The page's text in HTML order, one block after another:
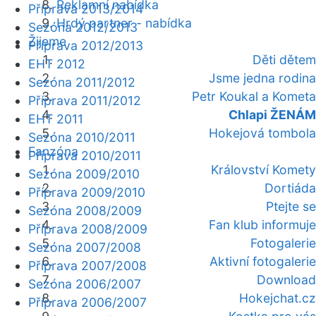
Reklamní nabídka
Hrdý partner - nabídka
Žijeme
Děti dětem
Jsme jedna rodina
Petr Koukal a Kometa
Chlapi ŽENÁM
Hokejová tombola
Fanzóna
Království Komety
Dortiáda
Ptejte se
Fan klub informuje
Fotogalerie
Aktivní fotogalerie
Download
Hokejchat.cz
Příprava 2013/2014
Sezóna 2012/2013
Příprava 2012/2013
EHT 2012
Sezóna 2011/2012
Příprava 2011/2012
EHT 2011
Sezóna 2010/2011
Příprava 2010/2011
Sezóna 2009/2010
Příprava 2009/2010
Sezóna 2008/2009
Příprava 2008/2009
Sezóna 2007/2008
Příprava 2007/2008
Sezóna 2006/2007
Příprava 2006/2007